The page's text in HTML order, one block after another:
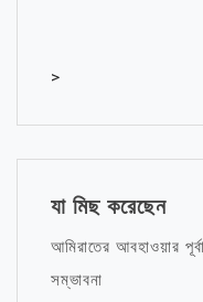
>
যা মিছ করেছেন
আমিরাতের আবহাওয়ার
সম্ভাবনা